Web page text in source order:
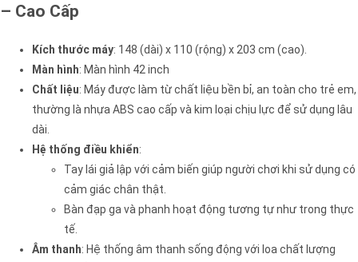
– Cao Cấp
Kích thước máy: 148 (dài) x 110 (rộng) x 203 cm (cao).
Màn hình: Màn hình 42 inch
Chất liệu: Máy được làm từ chất liệu bền bỉ, an toàn cho trẻ em,
thường là nhựa ABS cao cấp và kim loại chịu lực để sử dụng lâu
dài.
Hệ thống điều khiển:
Tay lái giả lập với cảm biến giúp người chơi khi sử dụng có
cảm giác chân thật.
Bàn đạp ga và phanh hoạt động tương tự như trong thực
tế.
Âm thanh: Hệ thống âm thanh sống động với loa chất lượng